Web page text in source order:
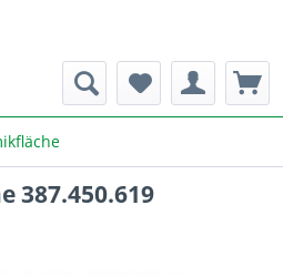
387.450.619